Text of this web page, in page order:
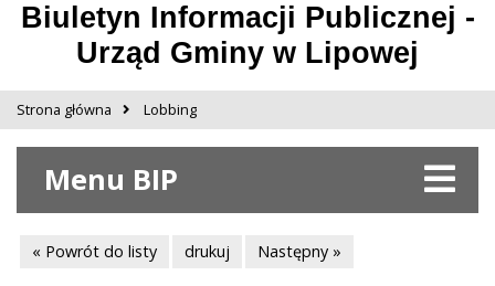
Biuletyn Informacji Publicznej -
Urząd Gminy w Lipowej
Strona główna Lobbing
Menu BIP
« Powrót do listy drukuj Następny »